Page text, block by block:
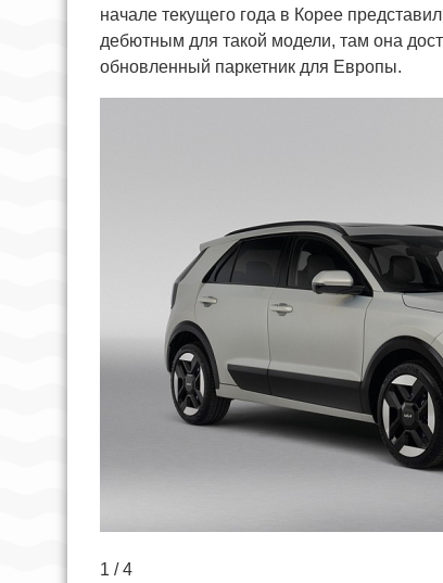
начале текущего года в Корее
дебютным для такой модели, там она
обновленный паркетник для Европы.
1 / 4